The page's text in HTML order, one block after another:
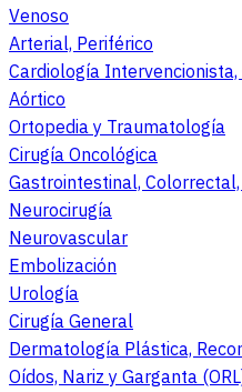
Venoso
Arterial, Periférico
Cardiología Intervencionista,
Aórtico
Ortopedia y Traumatología
Cirugía Oncológica
Gastrointestinal,
Neurocirugía
Neurovascular
Embolización
Urología
Cirugía General
Dermatología Plástica,
Oídos, Nariz y Garganta